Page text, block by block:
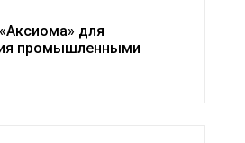
для
промышленными